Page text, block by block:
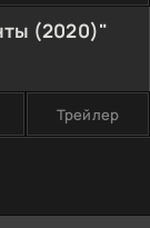
(2020)"
Трейлер